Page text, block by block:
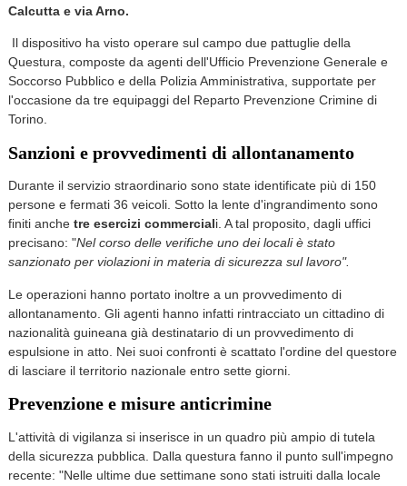
Calcutta e via Arno.
Il dispositivo ha visto operare sul campo due pattuglie della
Questura, composte da agenti dell'Ufficio Prevenzione Generale e
Soccorso Pubblico e della Polizia Amministrativa, supportate per
l'occasione da tre equipaggi del Reparto Prevenzione Crimine di
Torino.
Sanzioni e provvedimenti di allontanamento
Durante il servizio straordinario sono state identificate più di 150
persone e fermati 36 veicoli. Sotto la lente d'ingrandimento sono
finiti anche tre esercizi commerciali. A tal proposito, dagli uffici
precisano: "Nel corso delle verifiche uno dei locali è stato
sanzionato per violazioni in materia di sicurezza sul lavoro".
Le operazioni hanno portato inoltre a un provvedimento di
allontanamento. Gli agenti hanno infatti rintracciato un cittadino di
nazionalità guineana già destinatario di un provvedimento di
espulsione in atto. Nei suoi confronti è scattato l'ordine del questore
di lasciare il territorio nazionale entro sette giorni.
Prevenzione e misure anticrimine
L'attività di vigilanza si inserisce in un quadro più ampio di tutela
della sicurezza pubblica. Dalla questura fanno il punto sull'impegno
recente: "Nelle ultime due settimane sono stati istruiti dalla locale